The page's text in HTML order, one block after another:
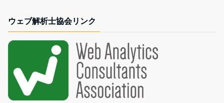
ウェブ解析士協会リンク